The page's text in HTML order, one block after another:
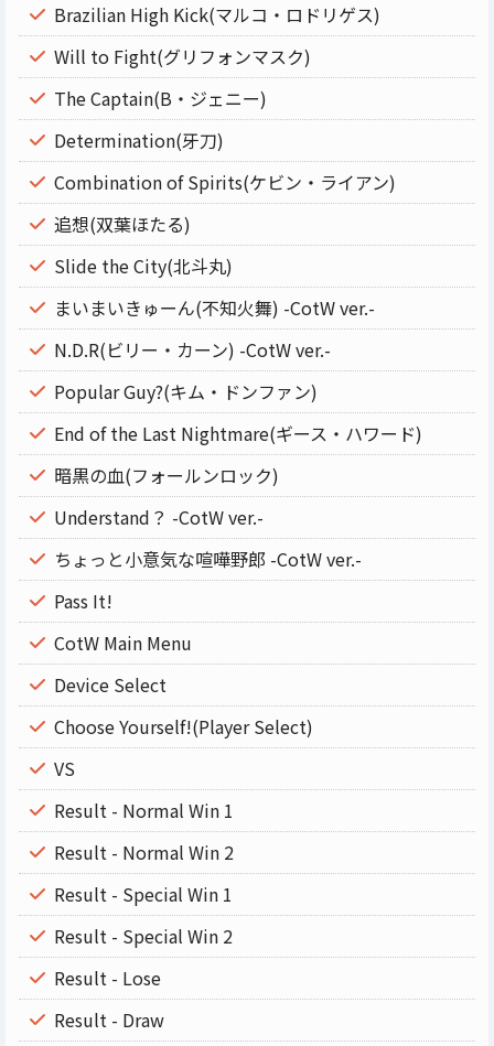
Brazilian High Kick(マルコ・ロドリゲス)
Will to Fight(グリフォンマスク)
The Captain(B・ジェニー)
Determination(牙刀)
Combination of Spirits(ケビン・ライアン)
追想(双葉ほたる)
Slide the City(北斗丸)
まいまいきゅーん(不知火舞) -CotW ver.-
N.D.R(ビリー・カーン) -CotW ver.-
Popular Guy?(キム・ドンファン)
End of the Last Nightmare(ギース・ハワード)
暗黒の血(フォールンロック)
Understand？ -CotW ver.-
ちょっと小意気な喧嘩野郎 -CotW ver.-
Pass It!
CotW Main Menu
Device Select
Choose Yourself!(Player Select)
VS
Result - Normal Win 1
Result - Normal Win 2
Result - Special Win 1
Result - Special Win 2
Result - Lose
Result - Draw